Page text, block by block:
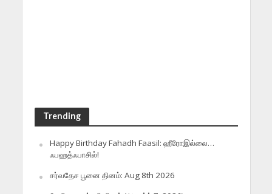
Trending
Happy Birthday Fahadh Faasil: ஹீரோஇல்லை…
ஃபஹத்ஃபாசில்!
சர்வதேச பூனை தினம்: Aug 8th 2026